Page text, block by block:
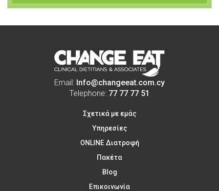
Email: Info@changeeat.com.cy
Telephone: 77 77 77 51
Σχετικά με εμάς
Υπηρεσίες
ONLINE Διατροφή
Πακέτα
Blog
Επικοινωνία